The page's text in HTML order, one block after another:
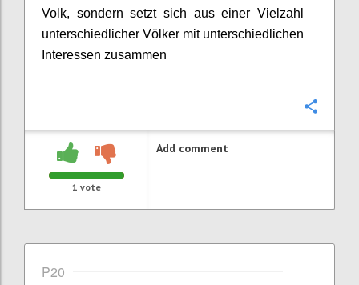
Volk, sondern setzt sich aus einer Vielzahl
unterschiedlicher Völker mit unterschiedlichen
Interessen zusammen
1 vote
Add comment
P20